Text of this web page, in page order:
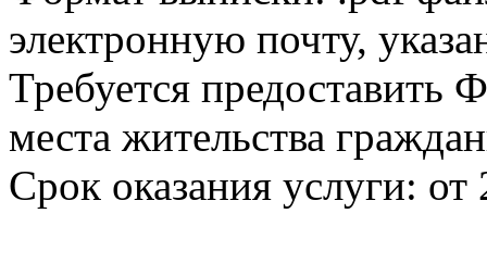
электронную почту,
Требуется
места жительства
Срок оказания услуги: от